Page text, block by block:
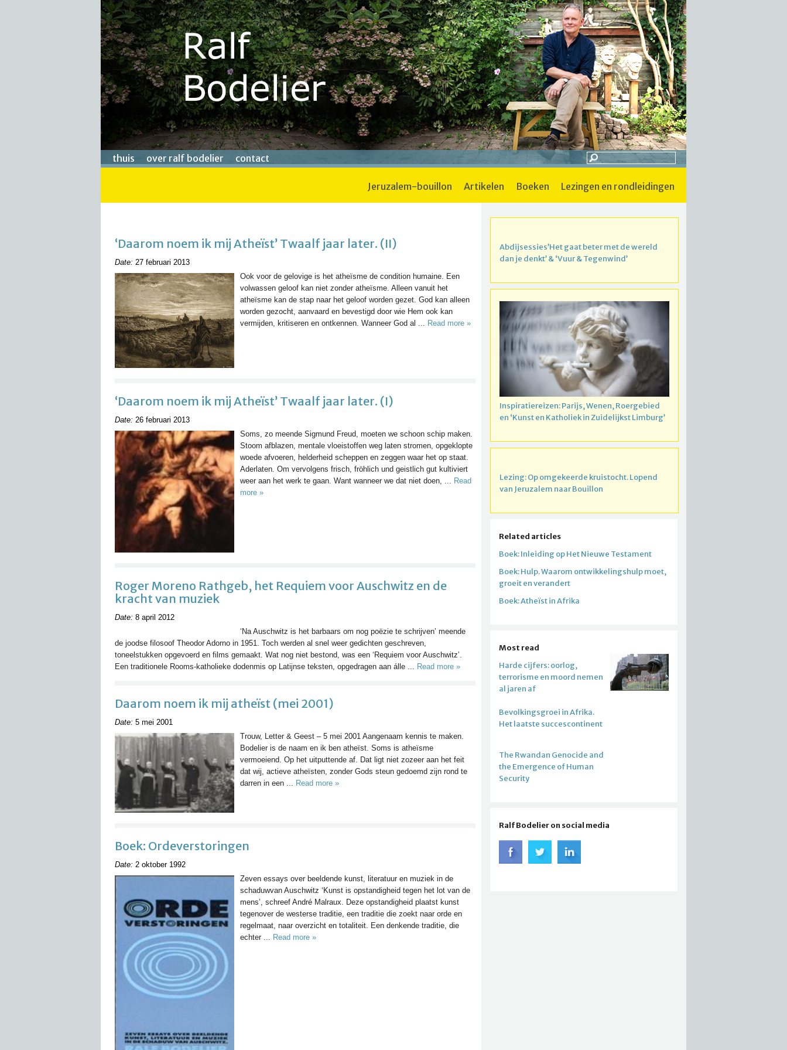
thuis over ralf bodelier contact
jeruzalem-bouillon artikelen boeken lezingen en rondleidingen
‘Daarom noem ik mij Atheïst’ Twaalf jaar later. (II)
Date: 27 februari 2013
Ook voor de gelovige is het atheïsme de condition humaine. Een
volwassen geloof kan niet zonder atheïsme. Alleen vanuit het
atheïsme kan de stap naar het geloof worden gezet. God kan alleen
worden gezocht, aanvaard en bevestigd door wie Hem ook kan
vermijden, kritiseren en ontkennen. Wanneer God al ... Read more »
‘Daarom noem ik mij Atheïst’ Twaalf jaar later. (I)
Date: 26 februari 2013
Soms, zo meende Sigmund Freud, moeten we schoon schip maken.
Stoom afblazen, mentale vloeistoffen weg laten stromen, opgeklopte
woede afvoeren, helderheid scheppen en zeggen waar het op staat.
Aderlaten. Om vervolgens frisch, fröhlich und geistlich gut kultiviert
weer aan het werk te gaan. Want wanneer we dat niet doen, ... Read
more »
Roger Moreno Rathgeb, het Requiem voor Auschwitz en de
kracht van muziek
Date: 8 april 2012
‘Na Auschwitz is het barbaars om nog poëzie te schrijven’ meende
de joodse filosoof Theodor Adorno in 1951. Toch werden al snel weer gedichten geschreven,
toneelstukken opgevoerd en films gemaakt. Wat nog niet bestond, was een ‘Requiem voor Auschwitz’.
Een traditionele Rooms-katholieke dodenmis op Latijnse teksten, opgedragen aan álle ... Read more »
Daarom noem ik mij atheïst (mei 2001)
Date: 5 mei 2001
Trouw, Letter & Geest – 5 mei 2001 Aangenaam kennis te maken.
Bodelier is de naam en ik ben atheïst. Soms is atheïsme
vermoeiend. Op het uitputtende af. Dat ligt niet zozeer aan het feit
dat wij, actieve atheïsten, zonder Gods steun gedoemd zijn rond te
darren in een ... Read more »
Boek: Ordeverstoringen
Date: 2 oktober 1992
Zeven essays over beeldende kunst, literatuur en muziek in de
schaduwvan Auschwitz ‘Kunst is opstandigheid tegen het lot van de
mens’, schreef André Malraux. Deze opstandigheid plaatst kunst
tegenover de westerse traditie, een traditie die zoekt naar orde en
regelmaat, naar overzicht en totaliteit. Een denkende traditie, die
echter ... Read more »
Abdijsessies’Het gaat beter met de wereld
dan je denkt’ & ‘Vuur & Tegenwind’
Inspiratiereizen: Parijs, Wenen, Roergebied
en ‘Kunst en Katholiek in Zuidelijkst Limburg’
Lezing: Op omgekeerde kruistocht. Lopend
van Jeruzalem naar Bouillon
Related articles
Boek: Inleiding op Het Nieuwe Testament
Boek: Hulp. Waarom ontwikkelingshulp moet,
groeit en verandert
Boek: Atheïst in Afrika
Most read
Harde cijfers: oorlog,
terrorisme en moord nemen
al jaren af
Bevolkingsgroei in Afrika.
Het laatste succescontinent
The Rwandan Genocide and
the Emergence of Human
Security
Ralf Bodelier on social media